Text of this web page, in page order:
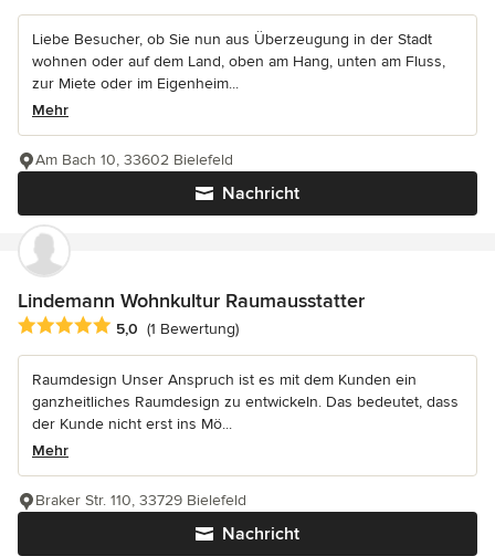
Liebe Besucher, ob Sie nun aus Überzeugung in der Stadt
wohnen oder auf dem Land, oben am Hang, unten am Fluss,
zur Miete oder im Eigenheim...
Mehr
Nachricht
Am Bach 10, 33602 Bielefeld
Lindemann Wohnkultur Raumausstatter
Durchschnittliche Bewertung: 5 von 5 Sternen
5,0 (1 Bewertung)
Raumdesign Unser Anspruch ist es mit dem Kunden ein
ganzheitliches Raumdesign zu entwickeln. Das bedeutet, dass
der Kunde nicht erst ins Mö...
Mehr
Nachricht
Braker Str. 110, 33729 Bielefeld